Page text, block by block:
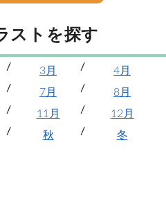
ストを探す
3月
4月
7月
8月
11月
12月
秋 冬